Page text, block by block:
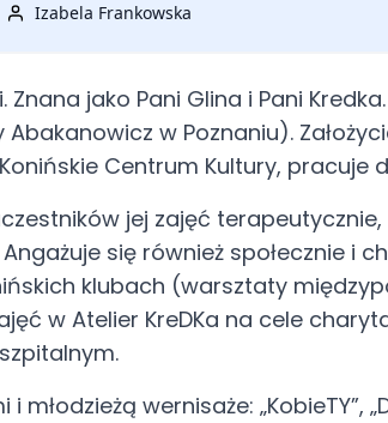
Izabela Frankowska
jako Pani Glina i Pani
w Poznaniu).
Centrum Kultury, pracuje
jej zajęć
Angażuje się również społecznie
klubach (warsztaty
w Atelier KreDKa na cele
wernisaże: „KobieTY”,